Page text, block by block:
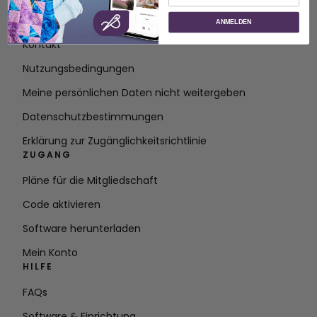
Über SVP Worldwide
Kontakt
Nutzungsbedingungen
Meine persönlichen Daten nicht weitergeben
Datenschutzbestimmungen
Erklärung zur Zugänglichkeitsrichtlinie
ZUGANG
Pläne für die Mitgliedschaft
Code aktivieren
Software herunterladen
Mein Konto
HILFE
FAQs
ANMELDEN